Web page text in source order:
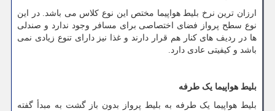
ارزان ترین نرخ بلیط هواپیما مختص این نوع کلاس می باشد. در این
نوع سطح پرواز فضای اختصاصی برای مسافر وجود ندارد و صندلی
ها در ردیف های کنار هم قرار دارند و غذا نیز دارای تنوع زیادی نمی
باشد و کیفیتی عادی دارد.
بلیط هواپیما یک طرفه
بلیط هواپیما یک طرفه به بلیط پرواز بدون باز گشت به مبدأ گفته